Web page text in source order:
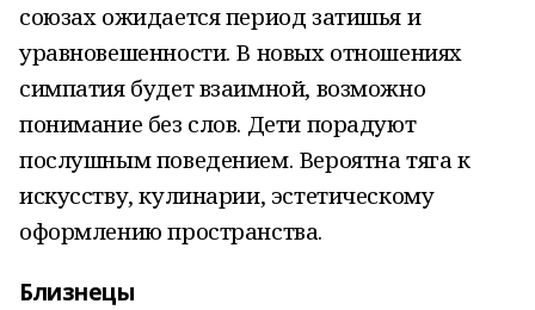
союзах ожидается период затишья и
уравновешенности. В новых отношениях
симпатия будет взаимной, возможно
понимание без слов. Дети порадуют
послушным поведением. Вероятна тяга к
искусству, кулинарии, эстетическому
оформлению пространства.
Близнецы